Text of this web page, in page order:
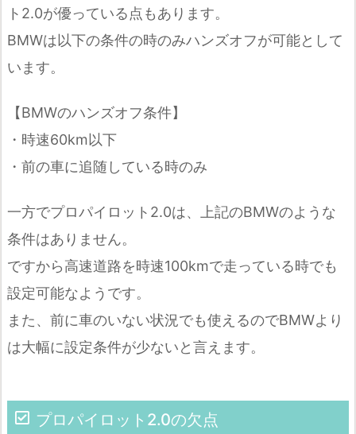
ト2.0が優っている点もあります。
BMWは以下の条件の時のみハンズオフが可能として
います。
【BMWのハンズオフ条件】
・時速60km以下
・前の車に追随している時のみ
一方でプロパイロット2.0は、上記のBMWのような
条件はありません。
ですから高速道路を時速100kmで走っている時でも
設定可能なようです。
また、前に車のいない状況でも使えるのでBMWより
は大幅に設定条件が少ないと言えます。
プロパイロット2.0の欠点